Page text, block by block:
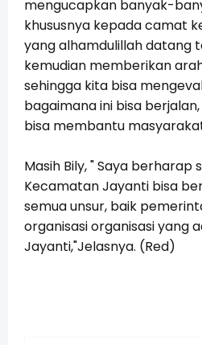
mengucapkan banyak-
khususnya kepada camat
yang alhamdulillah datang
kemudian memberikan
sehingga kita bisa
bagaimana ini bisa
bisa membantu
Masih Bily, " Saya berharap
Kecamatan Jayanti bisa
semua unsur, baik
organisasi organisasi yang
Jayanti,"Jelasnya. (Red)